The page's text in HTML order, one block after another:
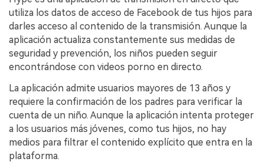
utiliza los datos de acceso de Facebook de tus hijos para
darles acceso al contenido de la transmisión. Aunque la
aplicación actualiza constantemente sus medidas de
seguridad y prevención, los niños pueden seguir
encontrándose con videos porno en directo.
La aplicación admite usuarios mayores de 13 años y
requiere la confirmación de los padres para verificar la
cuenta de un niño. Aunque la aplicación intenta proteger
a los usuarios más jóvenes, como tus hijos, no hay
medios para filtrar el contenido explícito que entra en la
plataforma.